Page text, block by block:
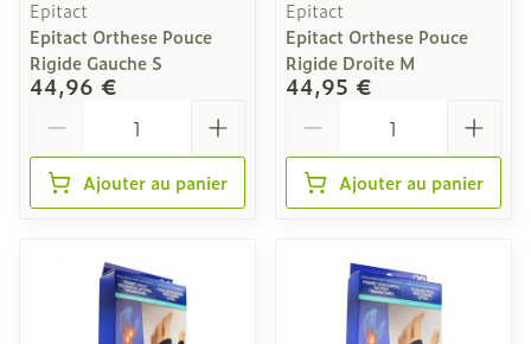
Epitact
Epitact Orthese Pouce
Rigide Gauche S
44,96 €
Ajouter au panier
Epitact
Epitact Orthese Pouce
Rigide Droite M
44,95 €
Ajouter au panier